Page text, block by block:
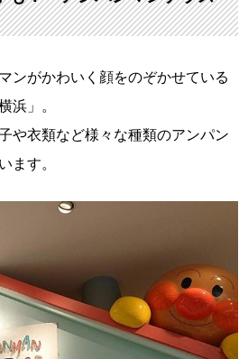
ンがかわいく顔をのぞかせている
浜」。
や衣類など様々な種類のアンパン
ます。